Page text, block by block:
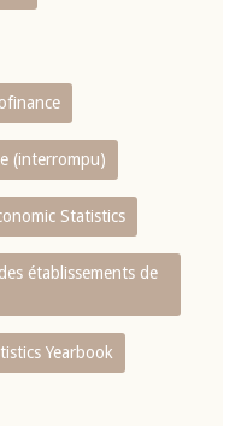
(interrompu)
Statistics
établissements de
Yearbook